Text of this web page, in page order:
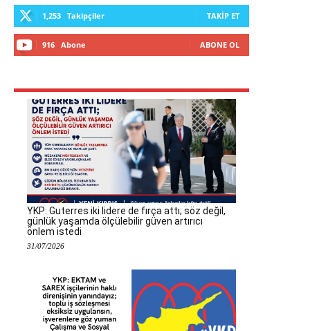
1,253 Takipçiler TAKIP ET
916 Abone ABONE OL
YKP: Guterres iki lidere de fırça attı; söz değil,
günlük yaşamda ölçülebilir güven artırıcı
önlem istedi
31/07/2026